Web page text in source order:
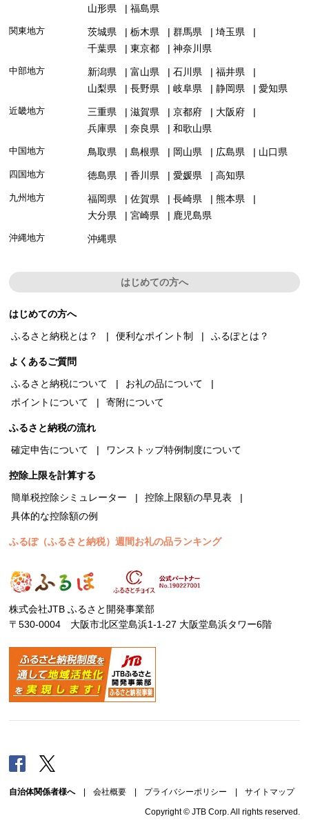
山形県
福島県
関東地方 茨城県 栃木県 群馬県
埼玉県
千葉県
東京都 神奈川県
中部地方 新潟県 富山県 石川県
福井県
山梨県
長野県 岐阜県 静岡県 愛知県
近畿地方 三重県 滋賀県 京都府
大阪府
兵庫県
奈良県 和歌山県
中国地方 鳥取県 島根県 岡山県 広島県 山口県
四国地方 徳島県 香川県 愛媛県 高知県
九州地方 福岡県 佐賀県 長崎県
熊本県
大分県
宮崎県 鹿児島県
沖縄地方 沖縄県
はじめての方へ
はじめての方へ
ふるさと納税とは？
便利なポイント制 ふるぽとは？
よくあるご質問
ふるさと納税について
お礼の品について
ポイントについて
寄附について
ふるさと納税の流れ
確定申告について
ワンストップ特例制度について
控除上限を計算する
簡単税控除シミュレーター
控除上限額の早見表
具体的な控除額の例
ふるぽ（ふるさと納税）週間お礼の品ランキング
株式会社JTB ふるさと開発事業部
〒530-0004 大阪市北区堂島浜1-1-27 大阪堂島浜タワー6階
Facebook
自治体関係者様へ| 会社概要 プライバシーポリシー サイトマップ
Copyright © JTB Corp. All rights reserved.